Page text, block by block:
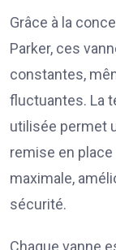
Grâce à la
Parker, ces
constantes,
fluctuantes. La
utilisée permet
remise en
maximale,
sécurité.
Chaque vanne